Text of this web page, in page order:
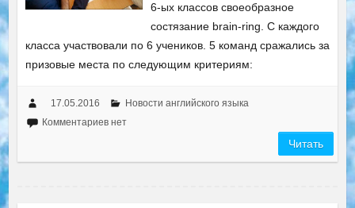
6-ых классов своеобразное
состязание brain-ring. С каждого
класса участвовали по 6 учеников. 5 команд сражались за
призовые места по следующим критериям:
17.05.2016
Новости английского языка
Комментариев нет
Читать